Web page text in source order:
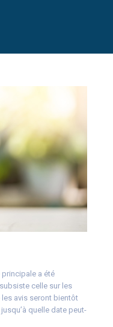
principale a été
celle sur les
avis seront bientôt
quelle date peut-